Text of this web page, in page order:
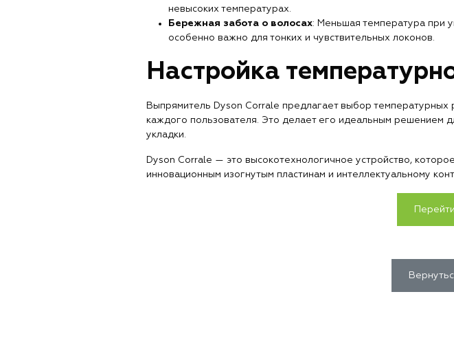
невысоких температурах.
Бережная забота о волосах: Меньшая температура при
особенно важно для тонких и чувствительных локонов.
Настройка
Выпрямитель Dyson Corrale предлагает выбор температурных
каждого пользователя. Это делает его идеальным решением
укладки.
Dyson Corrale — это высокотехнологичное устройство,
инновационным изогнутым пластинам и интеллектуальному